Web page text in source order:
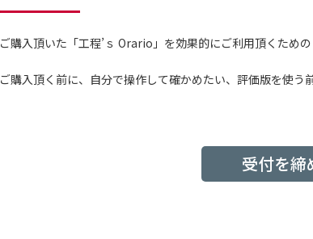
ご購入頂いた「工程’ｓ Orario」を効果的にご利用頂くための
ご購入頂く前に、自分で操作して確かめたい、評価版を使う
受付を締